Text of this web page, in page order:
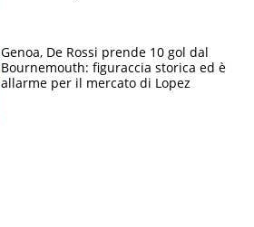
Genoa, De Rossi prende 10 gol dal
Bournemouth: figuraccia storica ed è
allarme per il mercato di Lopez